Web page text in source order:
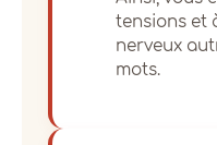
tensions et
nerveux
mots.